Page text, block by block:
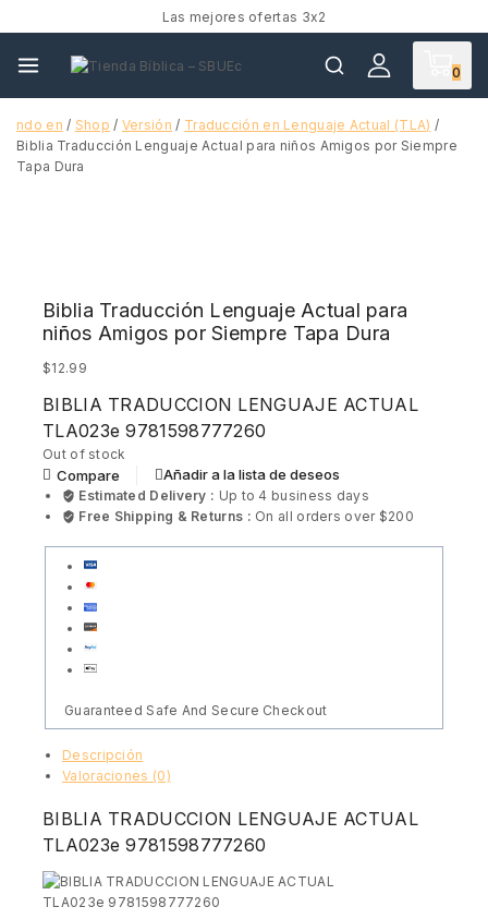
Las mejores ofertas 3x2
0
ndo en / Shop / Versión / Traducción en Lenguaje Actual (TLA) /
Biblia Traducción Lenguaje Actual para niños Amigos por Siempre
Tapa Dura
Biblia Traducción Lenguaje Actual para
niños Amigos por Siempre Tapa Dura
$12.99
BIBLIA TRADUCCION LENGUAJE ACTUAL
TLA023e 9781598777260
Out of stock
Compare Añadir a la lista de deseos
Estimated Delivery : Up to 4 business days
Free Shipping & Returns : On all orders over $200
Guaranteed Safe And Secure Checkout
Descripción
Valoraciones (0)
BIBLIA TRADUCCION LENGUAJE ACTUAL
TLA023e 9781598777260